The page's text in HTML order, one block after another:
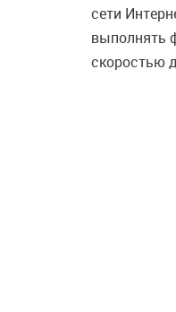
сети
выполнять
скоростью